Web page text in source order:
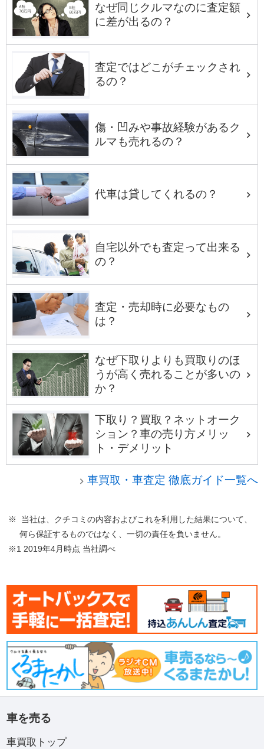
なぜ同じクルマなのに査定額
に差が出るの？
査定ではどこがチェックされ
るの？
傷・凹みや事故経験があるク
ルマも売れるの？
代車は貸してくれるの？
自宅以外でも査定って出来る
の？
査定・売却時に必要なもの
は？
なぜ下取りよりも買取りのほ
うが高く売れることが多いの
か？
下取り？買取？ネットオーク
ション？車の売り方メリッ
ト・デメリット
車買取・車査定 徹底ガイド一覧へ
※ 当社は、クチコミの内容およびこれを利用した結果について、
何ら保証するものではなく、一切の責任を負いません。
※1 2019年4月時点 当社調べ
車を売る
車買取トップ